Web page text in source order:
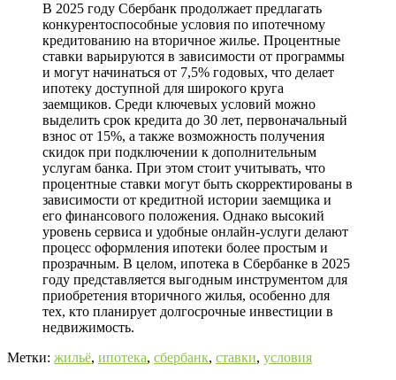
В 2025 году Сбербанк продолжает предлагать
конкурентоспособные условия по ипотечному
кредитованию на вторичное жилье. Процентные
ставки варьируются в зависимости от программы
и могут начинаться от 7,5% годовых, что делает
ипотеку доступной для широкого круга
заемщиков. Среди ключевых условий можно
выделить срок кредита до 30 лет, первоначальный
взнос от 15%, а также возможность получения
скидок при подключении к дополнительным
услугам банка. При этом стоит учитывать, что
процентные ставки могут быть скорректированы в
зависимости от кредитной истории заемщика и
его финансового положения. Однако высокий
уровень сервиса и удобные онлайн-услуги делают
процесс оформления ипотеки более простым и
прозрачным. В целом, ипотека в Сбербанке в 2025
году представляется выгодным инструментом для
приобретения вторичного жилья, особенно для
тех, кто планирует долгосрочные инвестиции в
недвижимость.
Метки: жильё, ипотека, сбербанк, ставки, условия